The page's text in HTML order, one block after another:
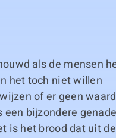
als de mensen
het toch niet willen
of er geen
bijzondere
is het brood dat uit de